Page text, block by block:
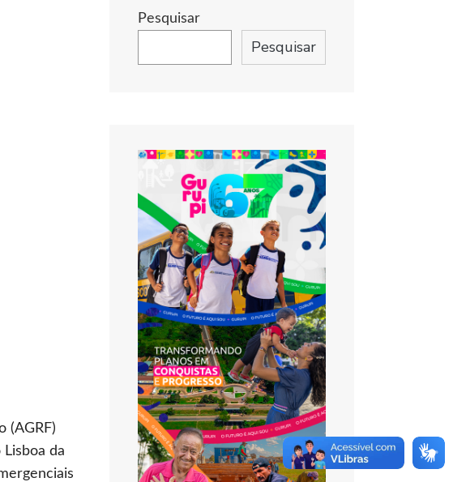
(AGRF)
da
Pesquisar
Pesquisar